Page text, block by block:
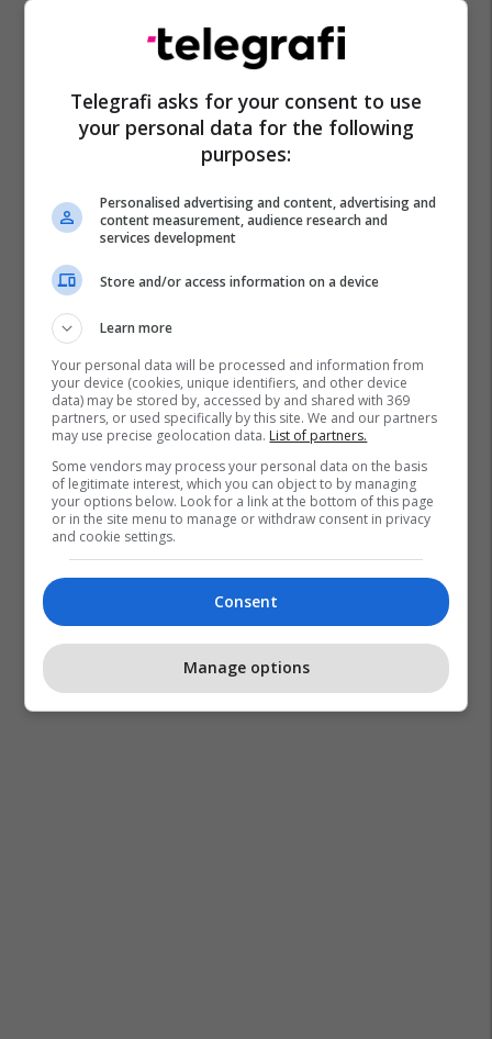
Telegrafi asks for your consent to use
your personal data for the following
purposes:
Personalised advertising and content, advertising and
content measurement, audience research and
services development
Store and/or access information on a device
Learn more
Your personal data will be processed and information from
your device (cookies, unique identifiers, and other device
data) may be stored by, accessed by and shared with 369
partners, or used specifically by this site. We and our partners
may use precise geolocation data. List of partners.
Some vendors may process your personal data on the basis
of legitimate interest, which you can object to by managing
your options below. Look for a link at the bottom of this page
or in the site menu to manage or withdraw consent in privacy
and cookie settings.
Consent
Manage options